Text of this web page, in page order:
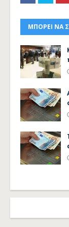
ΜΠΟΡΕΙ ΝΑ